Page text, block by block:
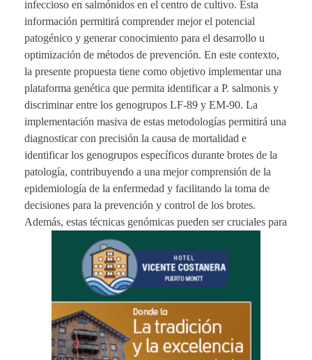
infeccioso en salmónidos en el centro de cultivo. Esta
información permitirá comprender mejor el potencial
patogénico y generar conocimiento para el desarrollo u
optimización de métodos de prevención. En este contexto,
la presente propuesta tiene como objetivo implementar una
plataforma genética que permita identificar a P. salmonis y
discriminar entre los genogrupos LF-89 y EM-90. La
implementación masiva de estas metodologías permitirá una
diagnosticar con precisión la causa de mortalidad e
identificar los genogrupos específicos durante brotes de la
patología, contribuyendo a una mejor comprensión de la
epidemiología de la enfermedad y facilitando la toma de
decisiones para la prevención y control de los brotes.
Además, estas técnicas genómicas pueden ser cruciales para